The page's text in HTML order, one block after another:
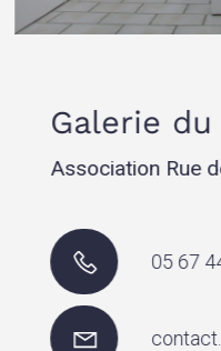
Galerie
Association Rue
05 67